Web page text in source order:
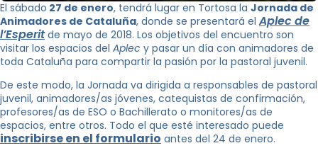
El sábado 27 de enero, tendrá lugar en Tortosa la Jornada de
Animadores de Cataluña, donde se presentará elAplec de
l’Esperitde mayo de 2018. Los objetivos del encuentro son
visitar los espacios del Aplec y pasar un día con animadores de
toda Cataluña para compartir la pasión por la pastoral juvenil.
De este modo, la Jornada va dirigida a responsables de pastoral
juvenil, animadores/as jóvenes, catequistas de confirmación,
profesores/as de ESO o Bachillerato o monitores/as de
espacios, entre otros. Todo el que esté interesado puede
inscribirse en el formulario antes del 24 de enero.